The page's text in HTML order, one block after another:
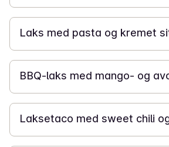
20 min
Laks med pasta og kremet
20 min
BBQ-laks med mango- og
25 min
Laksetaco med sweet chili
20 min